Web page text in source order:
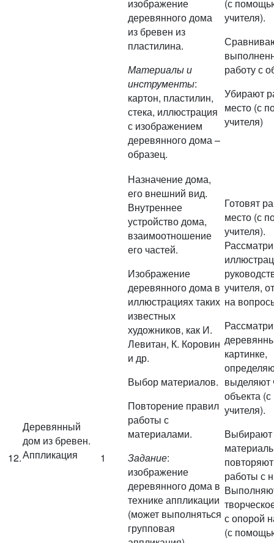
изображение
деревянного дома
из бревен из
пластилина.
Материалы и
инструменты:
картон, пластилин,
стека, иллюстрация
с изображением
деревянного дома –
образец.
(с
учителя).
работу с
Убирают
место (с
учителя)
12.
Деревянный
дом из бревен.
Аппликация
1
Назначение дома,
его внешний вид.
Внутреннее
устройство дома,
взаимоотношение
его частей.
Изображение
деревянного дома в
иллюстрациях таких
известных
художников, как И.
Левитан, К. Коровин
и др.
Выбор материалов.
Повторение правил
работы с
материалами.
Задание:
изображение
деревянного дома в
технике аппликации
(может выполняться
групповая
Готовят
место (с
учителя).
учителя,
на
картинке,
выделяют
объекта
учителя).
Выбирают
работы с
с опорой
(с